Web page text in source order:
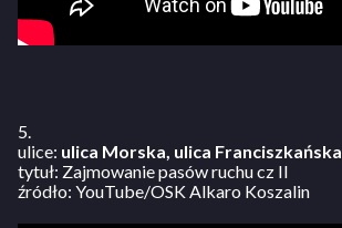
5.
ulice: ulica Morska, ulica Franciszkańska
tytuł: Zajmowanie pasów ruchu cz II
źródło: YouTube/OSK Alkaro Koszalin